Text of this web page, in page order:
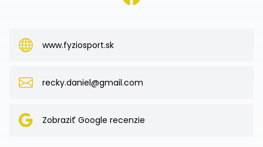
www.fyziosport.sk
recky.daniel@gmail.com
Zobraziť Google recenzie